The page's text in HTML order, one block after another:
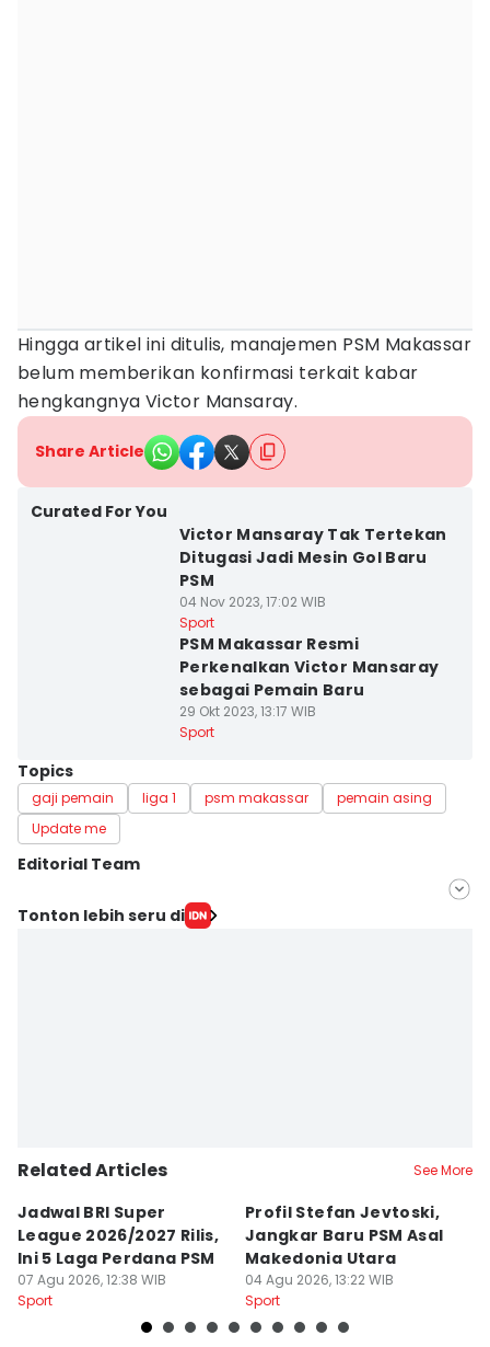
Hingga artikel ini ditulis, manajemen PSM Makassar
belum memberikan konfirmasi terkait kabar
hengkangnya Victor Mansaray.
Share Article
Curated For You
Victor Mansaray Tak Tertekan
Ditugasi Jadi Mesin Gol Baru
PSM
04 Nov 2023, 17:02 WIB
Sport
PSM Makassar Resmi
Perkenalkan Victor Mansaray
sebagai Pemain Baru
29 Okt 2023, 13:17 WIB
Sport
Topics
gaji pemain liga 1 psm makassar
pemain asing
Update me
Editorial Team
Editor
Tonton lebih seru di
Related Articles See More
Jadwal BRI Super
League 2026/2027 Rilis,
Ini 5 Laga Perdana PSM
07 Agu 2026, 12:38 WIB
Sport
Profil Stefan Jevtoski,
Jangkar Baru PSM Asal
Makedonia Utara
04 Agu 2026, 13:22 WIB
Sport